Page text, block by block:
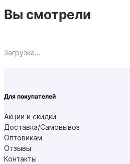
Вы смотрели
Загрузка...
Для покупателей
Акции и скидки
Доставка/Самовывоз
Оптовикам
Отзывы
Контакты